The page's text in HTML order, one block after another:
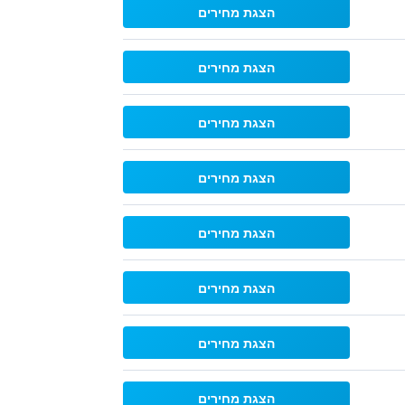
הצגת מחירים
הצגת מחירים
הצגת מחירים
הצגת מחירים
הצגת מחירים
הצגת מחירים
הצגת מחירים
הצגת מחירים